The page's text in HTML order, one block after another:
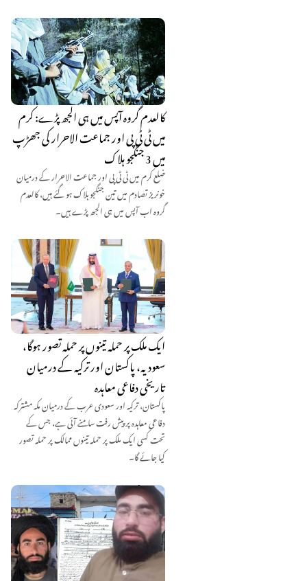
کالعدم گروہ آپس میں ہی الجھ پڑے: کرم
میں ٹی ٹی پی اور جماعت الاحرار کی جھڑپ
میں 3 جنگجو ہلاک
ضلع کرم میں ٹی ٹی پی اور جماعت الاحرار کے درمیان
خونریز تصادم میں تین جنگجو ہلاک ہو گئے ہیں، کالعدم
گروہ اب آپس میں ہی الجھ پڑے ہیں۔
ایک ملک پر حملہ تینوں پر حملہ تصور ہوگا،
سعودیہ، پاکستان اور ترکیہ کے درمیان
تاریخی دفاعی معاہدہ
پاکستان، ترکیہ اور سعودی عرب کے درمیان مکہ مشترکہ
دفاعی معاہدہ پر پیش رفت سامنے آئی ہے، جس کے
تحت کسی ایک ملک پر حملہ تینوں ممالک پر حملہ تصور
کیا جائے گا۔